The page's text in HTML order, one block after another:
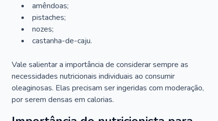
amêndoas;
pistaches;
nozes;
castanha-de-caju.
Vale salientar a importância de considerar sempre as
necessidades nutricionais individuais ao consumir
oleaginosas. Elas precisam ser ingeridas com moderação,
por serem densas em calorias.